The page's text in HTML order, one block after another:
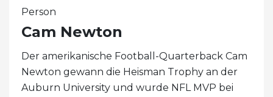
Person
Cam Newton
Der amerikanische Football-Quarterback Cam
Newton gewann die Heisman Trophy an der
Auburn University und wurde NFL MVP bei